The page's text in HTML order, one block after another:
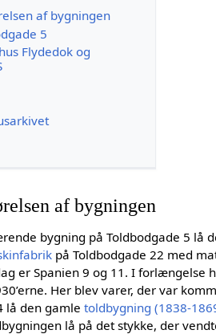
af bygningen
5
Flydedok og
af bygningen
bygning på Toldbodgade 5 lå
på Toldbodgade 22 med
er Spanien 9 og 11. I forlængelse
Her blev varer, der var
lå den gamletoldbygning (1838-
lå på det stykke, der